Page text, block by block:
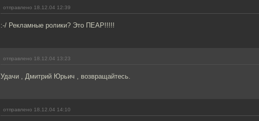
отправлено 18.12.04 12:39
:-/ Рекламные ролики? Это ПЕАР!!!!!
отправлено 18.12.04 13:23
Удачи , Дмитрий Юрьич , возвращайтесь.
отправлено 18.12.04 14:10